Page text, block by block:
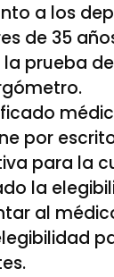
a los
de 35
la prueba
por
para la
la
al